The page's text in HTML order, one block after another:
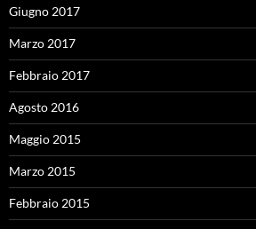
Giugno 2017
Marzo 2017
Febbraio 2017
Agosto 2016
Maggio 2015
Marzo 2015
Febbraio 2015